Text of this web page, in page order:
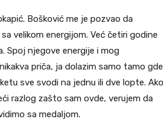
Bošković me je pozvao da
velikom energijom. Već četiri godine
Spoj njegove energije i mog
priča, ja dolazim samo tamo gde
sve svodi na jednu ili dve lopte. Ako
razlog zašto sam ovde, verujem da
sa medaljom.